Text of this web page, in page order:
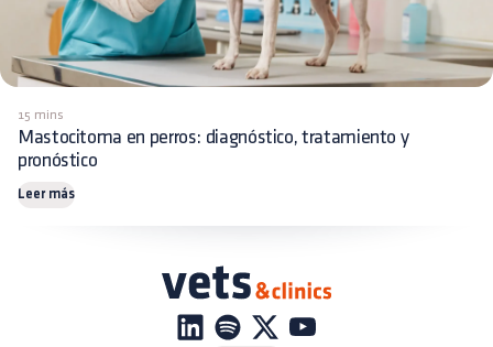
15 mins
Mastocitoma en perros: diagnóstico, tratamiento y
pronóstico
Leer más